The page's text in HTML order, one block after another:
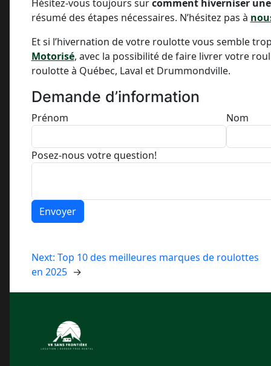
Hésitez-vous toujours surcomment hiverniser
résumé des étapes nécessaires. N’hésitez pas à
Et si l’hivernation de votre roulotte vous semble
Motorisé, avec la possibilité de faire livrer votre
roulotte à Québec, Laval et Drummondville.
Demande d’information
Prénom Nom
Posez-nous votre question!
Envoyer
Next: Top 10 des meilleures marques de roulottes
en 2025 →